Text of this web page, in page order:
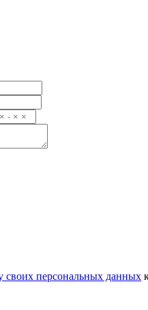
своих персональных данных